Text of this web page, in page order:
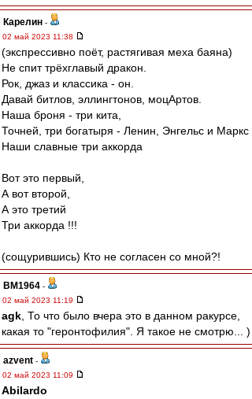
Карелин -
02 май 2023 11:38
(экспрессивно поёт, растягивая меха баяна)
Не спит трёхглавый дракон.
Рок, джаз и классика - он.
Давай битлов, эллингтонов, моцАртов.
Наша броня - три кита,
Точней, три богатыря - Ленин, Энгельс и Маркс
Наши славные три аккорда
Вот это первый,
А вот второй,
А это третий
Три аккорда !!!
(сощурившись) Кто не согласен со мной?!
BM1964 -
02 май 2023 11:19
agk , То что было вчера это в данном ракурсе,
какая то "геронтофилия". Я такое не смотрю... )
azvent -
02 май 2023 11:09
Abilardo